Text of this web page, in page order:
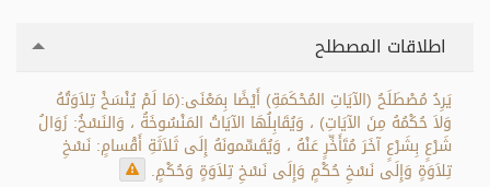
اطلاقات المصطلح
يَرِدُ مُصْطَلَحُ (الآيَاتِ المُحْكَمَةِ) أَيْضًا بِمَعْنَى:(مَا لَمْ يُنْسَخْ تِلاَوَتُهُ
وَلاَ حُكْمُهُ مِنَ الآيَاتِ) ، وَيُقَابِلُهَا الآيَاتُ المَنْسُوخَةُ ، وَالنَسْخُ: زَوَالُ
شَرْعٍ بِشَرْعٍ آخَرَ مُتَأَخِّرٍ عَنْهُ ، وَيُقَسِّمونَهُ إِلَى ثَلاَثَةِ أَقْسامٍ: نَسْخِ
تِلاَوَةٍ وَإِلَى نَسْخِ حُكْمٍ وَإِلَى نَسْخِ تِلاَوَةٍ وَحُكْمٍ.